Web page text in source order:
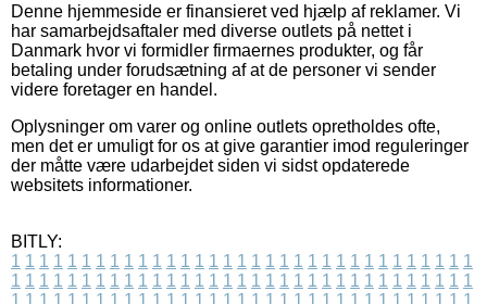
Denne hjemmeside er finansieret ved hjælp af reklamer. Vi
har samarbejdsaftaler med diverse outlets på nettet i
Danmark hvor vi formidler firmaernes produkter, og får
betaling under forudsætning af at de personer vi sender
videre foretager en handel.
Oplysninger om varer og online outlets opretholdes ofte,
men det er umuligt for os at give garantier imod reguleringer
der måtte være udarbejdet siden vi sidst opdaterede
websitets informationer.
BITLY:
1 1 1 1 1 1 1 1 1 1 1 1 1 1 1 1 1 1 1 1 1 1 1 1 1 1 1 1 1 1 1 1 1
1 1 1 1 1 1 1 1 1 1 1 1 1 1 1 1 1 1 1 1 1 1 1 1 1 1 1 1 1 1 1 1 1
1 1 1 1 1 1 1 1 1 1 1 1 1 1 1 1 1 1 1 1 1 1 1 1 1 1 1 1 1 1 1 1 1